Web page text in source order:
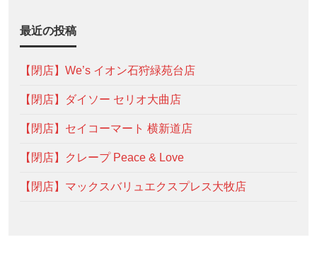
最近の投稿
【閉店】We’s イオン石狩緑苑台店
【閉店】ダイソー セリオ大曲店
【閉店】セイコーマート 横新道店
【閉店】クレープ Peace & Love
【閉店】マックスバリュエクスプレス大牧店